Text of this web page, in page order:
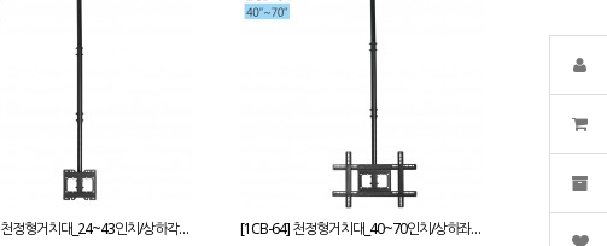
[1CB-20] 천정형거치대_24~43인치/상하각도조절/천정높이1550mm 까지 가능
[1CB-64] 천정형거치대_40~70인치/상하좌우 각도조절/천정높이1550mm 까지 가능